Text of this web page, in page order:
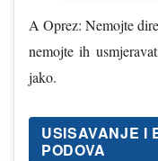
A Oprez: Nemojte
nemojte ih
jako.
USISAVANJE I
PODOVA